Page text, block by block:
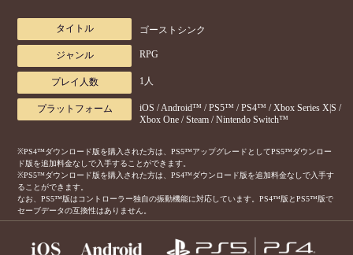
タイトル ゴーストシンク
ジャンル RPG
プレイ人数 1人
プラットフォーム
iOS / Android™ / PS5™ / PS4™ / Xbox Series X|S /
Xbox One / Steam / Nintendo Switch™
※PS4™ダウンロード版を購入された方は、PS5™アップグレードとしてPS5™ダウンロー
ド版を追加料金なしで入手することができます。
※PS5™ダウンロード版を購入された方は、PS4™ダウンロード版を追加料金なしで入手す
ることができます。
なお、PS5™版はコントローラー独自の振動機能に対応しています。PS4™版とPS5™版で
セーブデータの互換性はありません。